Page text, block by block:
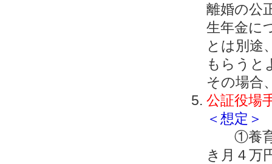
離婚の公
生年金に
とは別途
もらうと
その場合
公証役場
＜想定＞
①養育
き月４万